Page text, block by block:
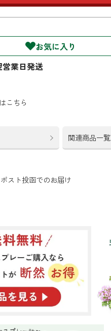
お気に入り
こちら
関連商品一覧
スト投函でのお届け